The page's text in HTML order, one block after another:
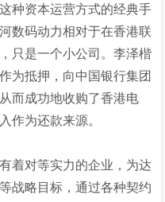
种资本运营方式的经典手
数码动力相对于在香港联
只是一个小公司。李泽楷
为抵押，向中国银行集团
而成功地收购了香港电
作为还款来源。
着对等实力的企业，为达
战略目标，通过各种契约